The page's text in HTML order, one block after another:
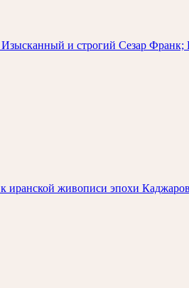
и строгий Сезар Франк;
живописи эпохи